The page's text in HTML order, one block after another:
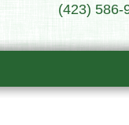
(423) 586-